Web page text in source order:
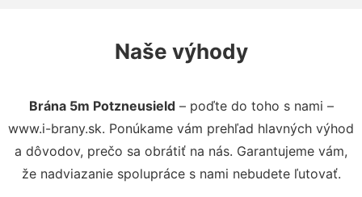
Naše výhody
Brána 5m Potzneusield– poďte do toho s nami –
www.i-brany.sk. Ponúkame vám prehľad hlavných výhod
a dôvodov, prečo sa obrátiť na nás. Garantujeme vám,
že nadviazanie spolupráce s nami nebudete ľutovať.